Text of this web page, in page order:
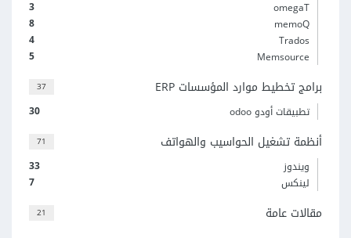
3
omegaT
8
memoQ
4
Trados
5
Memsource
37 برامج تخطيط موارد المؤسسات ERP
30 تطبيقات أودو odoo
71 أنظمة تشغيل الحواسيب والهواتف
33
ويندوز
7
لينكس
21
مقالات عامة